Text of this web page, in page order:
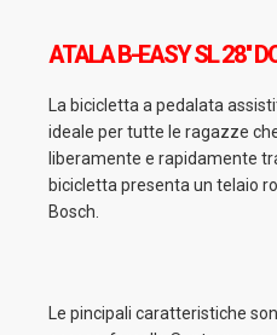
ATALA B-EASY SL 28''
La bicicletta a pedalata
ideale per tutte le ragazze
liberamente e rapidamente
bicicletta presenta un telaio
Bosch.
Le pincipali caratteristiche